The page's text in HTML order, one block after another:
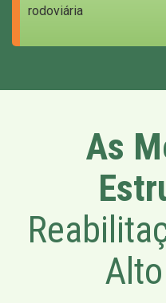
rodoviária
As